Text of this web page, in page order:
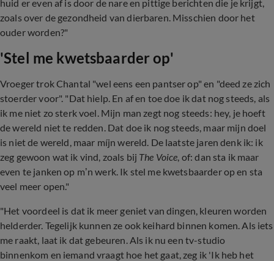
huid er even af is door de nare en pittige berichten die je krijgt,
zoals over de gezondheid van dierbaren. Misschien door het
ouder worden?"
'Stel me kwetsbaarder op'
Vroeger trok Chantal "wel eens een pantser op" en "deed ze zich
stoerder voor". "Dat hielp. En af en toe doe ik dat nog steeds, als
ik me niet zo sterk voel. Mijn man zegt nog steeds: hey, je hoeft
de wereld niet te redden. Dat doe ik nog steeds, maar mijn doel
is niet de wereld, maar míjn wereld. De laatste jaren denk ik: ik
zeg gewoon wat ik vind, zoals bij The Voice, of: dan sta ik maar
even te janken op m’n werk. Ik stel me kwetsbaarder op en sta
veel meer open."
"Het voordeel is dat ik meer geniet van dingen, kleuren worden
helderder. Tegelijk kunnen ze ook keihard binnen komen. Als iets
me raakt, laat ik dat gebeuren. Als ik nu een tv-studio
binnenkom en iemand vraagt hoe het gaat, zeg ik 'Ik heb het